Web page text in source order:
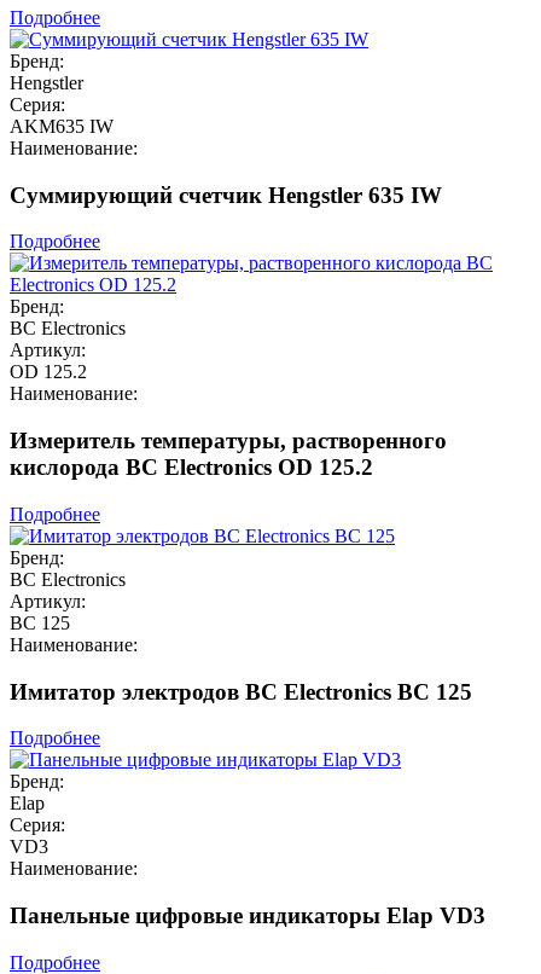
Подробнее
Бренд:
Hengstler
Серия:
AKM635 IW
Наименование:
Суммирующий счетчик Hengstler 635 IW
Подробнее
Бренд:
BC Electronics
Артикул:
OD 125.2
Наименование:
Измеритель температуры, растворенного
кислорода BC Electronics OD 125.2
Подробнее
Бренд:
BC Electronics
Артикул:
BC 125
Наименование:
Имитатор электродов BC Electronics BC 125
Подробнее
Бренд:
Elap
Серия:
VD3
Наименование:
Панельные цифровые индикаторы Elap VD3
Подробнее